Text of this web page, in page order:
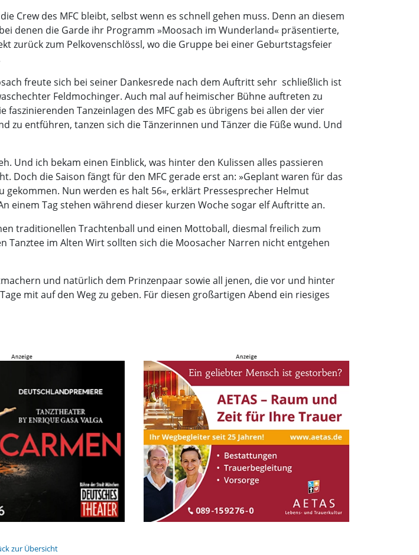
Crew des MFC bleibt, selbst wenn es schnell gehen muss. Denn an diesem
denen die Garde ihr Programm »Moosach im Wunderland« präsentierte,
zurück zum Pelkoven­schlössl, wo die Gruppe bei einer Geburtstagsfeier
freute sich bei seiner Dankesrede nach dem Auftritt sehr  schließlich ist
Feldmochinger. Auch mal auf heimischer Bühne auftreten zu
Tanzeinlagen des MFC gab es übrigens bei allen der vier
entführen, tanzen sich die Tänzerinnen und Tänzer die Füße wund. Und
Und ich bekam einen Einblick, was hinter den Kulissen alles passieren
Doch die Saison fängt für den MFC gerade erst an: »Geplant waren für das
Nun werden es halt 56«, erklärt Pressesprecher Helmut
einem Tag stehen während dieser kurzen Woche sogar elf Auftritte an.
traditionellen Trachtenball und einen Mottoball, diesmal freilich zum
Tanztee im Alten Wirt sollten sich die Moosacher Narren nicht entgehen
und natürlich dem Prinzenpaar sowie all jenen, die vor und hinter
mit auf den Weg zu geben. Für diesen großartigen Abend ein riesiges
zur Übersicht